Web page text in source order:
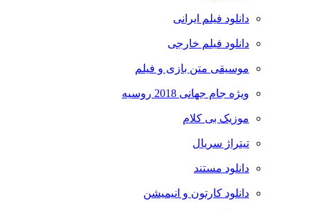
دانلود فیلم ایرانی
دانلود فیلم خارجی
موسیقی متن بازی و فیلم
ویژه جام جهانی 2018 روسیه
موزیک بی کلام
تیتراژ سریال
دانلود مستند
دانلود کارتون و انیمیشن